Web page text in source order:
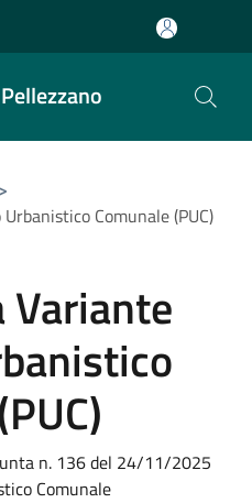
>
Comunale (PUC)
n. 136 del 24/11/2025
Comunale